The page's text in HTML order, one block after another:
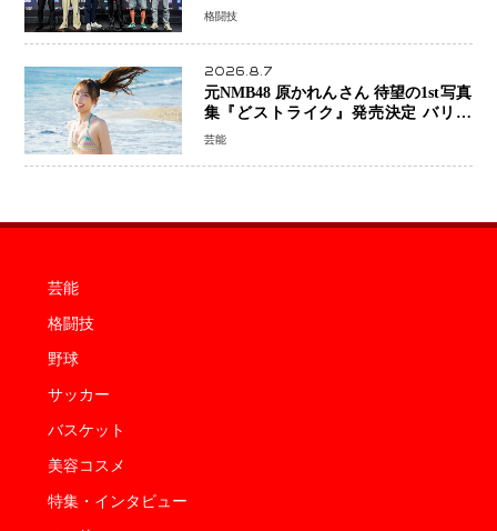
SAMURAI 2」決戦へ万全の準備整う
格闘技
2026.8.7
元NMB48 原かれんさん 待望の1st写真
集『どストライク』発売決定 バリで
魅せる25歳の新境地
芸能
芸能
格闘技
野球
サッカー
バスケット
美容コスメ
特集・インタビュー